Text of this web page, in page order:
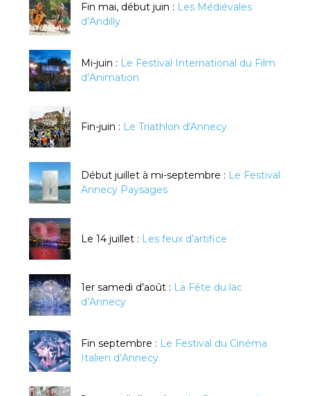
Fin mai, début juin : Les Médiévales
d’Andilly
Mi-juin : Le Festival International du Film
d’Animation
Fin-juin : Le Triathlon d'Annecy
Début juillet à mi-septembre : Le Festival
Annecy Paysages
Le 14 juillet : Les feux d’artifice
1er samedi d’août : La Fête du lac
d’Annecy
Fin septembre : Le Festival du Cinéma
Italien d’Annecy